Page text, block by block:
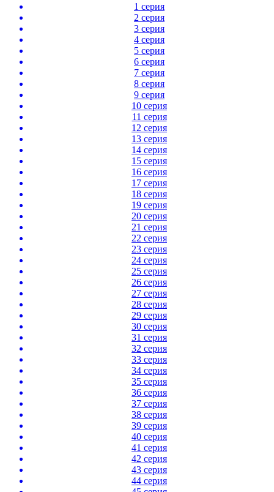
1 серия
2 серия
3 серия
4 серия
5 серия
6 серия
7 серия
8 серия
9 серия
10 серия
11 серия
12 серия
13 серия
14 серия
15 серия
16 серия
17 серия
18 серия
19 серия
20 серия
21 серия
22 серия
23 серия
24 серия
25 серия
26 серия
27 серия
28 серия
29 серия
30 серия
31 серия
32 серия
33 серия
34 серия
35 серия
36 серия
37 серия
38 серия
39 серия
40 серия
41 серия
42 серия
43 серия
44 серия